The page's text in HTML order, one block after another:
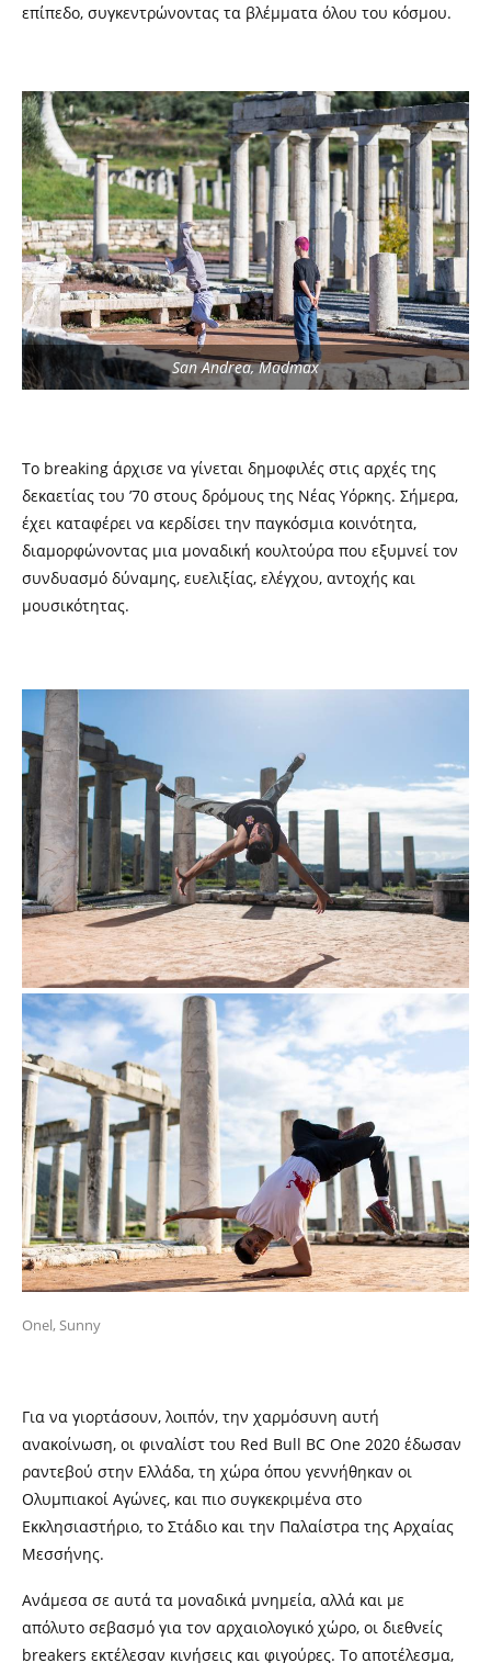
επίπεδο, συγκεντρώνοντας τα βλέμματα όλου του κόσμου.
San Andrea, Madmax
Το breaking άρχισε να γίνεται δημοφιλές στις αρχές της
δεκαετίας του ’70 στους δρόμους της Νέας Υόρκης. Σήμερα,
έχει καταφέρει να κερδίσει την παγκόσμια κοινότητα,
διαμορφώνοντας μια μοναδική κουλτούρα που εξυμνεί τον
συνδυασμό δύναμης, ευελιξίας, ελέγχου, αντοχής και
μουσικότητας.
Onel, Sunny
Για να γιορτάσουν, λοιπόν, την χαρμόσυνη αυτή
ανακοίνωση, οι φιναλίστ του Red Bull BC One 2020 έδωσαν
ραντεβού στην Ελλάδα, τη χώρα όπου γεννήθηκαν οι
Ολυμπιακοί Αγώνες, και πιο συγκεκριμένα στο
Εκκλησιαστήριο, το Στάδιο και την Παλαίστρα της Αρχαίας
Μεσσήνης.
Ανάμεσα σε αυτά τα μοναδικά μνημεία, αλλά και με
απόλυτο σεβασμό για τον αρχαιολογικό χώρο, οι διεθνείς
breakers εκτέλεσαν κινήσεις και φιγούρες. Το αποτέλεσμα,